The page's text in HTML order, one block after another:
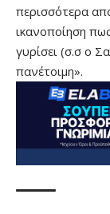
περισσότερα
ικανοποίηση
γυρίσει (σ.σ ο
πανέτοιμη».